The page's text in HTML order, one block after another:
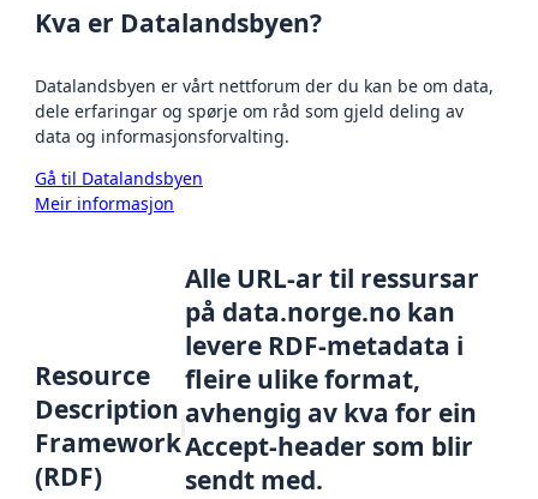
Kva er Datalandsbyen?
Datalandsbyen er vårt nettforum der du kan be om data,
dele erfaringar og spørje om råd som gjeld deling av
data og informasjonsforvalting.
Gå til Datalandsbyen
Meir informasjon
Resource
Description
Framework
(RDF)
Alle URL-ar til ressursar
på data.norge.no kan
levere RDF-metadata i
fleire ulike format,
avhengig av kva for ein
Accept-header som blir
sendt med.